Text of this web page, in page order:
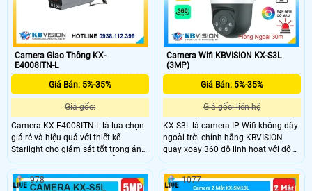
Camera Giao Thông KX-
E4008ITN-L
Giá Bán: 5%-35%
Giá gốc:
Camera KX-E4008ITN-L là lựa chọn
giá rẻ và hiệu quả với thiết kế
Starlight cho giám sát tốt trong ánh
sáng yếu. Có cấu hình IP, hỗ trợ thẻ
nhớ Micro SD 512GB, độ phân giải
4.0 MP và xem Full Color 30m vào
Camera Wifi KBVISION KX-S3L
(3MP)
Giá Bán: 5%-35%
Giá gốc: liên hệ
KX-S3L là camera IP Wifi không dây
ngoài trời chính hãng KBVISION
quay xoay 360 độ linh hoạt với độ
phân giải 3MP sắc nét. Camera tích
hợp hồng ngoại 30m, công nghệ
ánh sáng kép Full Color, đàm thoại
978 1077